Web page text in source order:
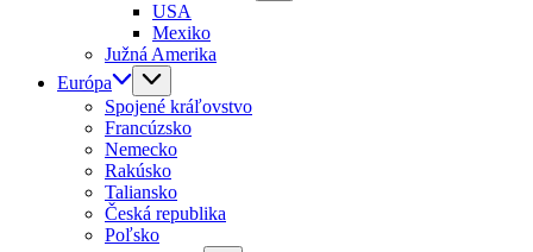
USA
Mexiko
Južná Amerika
Európa
Spojené kráľovstvo
Francúzsko
Nemecko
Rakúsko
Taliansko
Česká republika
Poľsko